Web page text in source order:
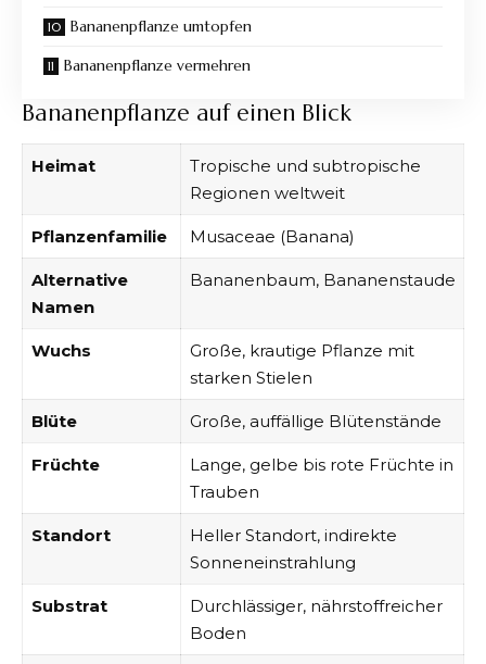
Bananenpflanze umtopfen
Bananenpflanze vermehren
Bananenpflanze auf einen Blick
Heimat
Tropische und subtropische
Regionen weltweit
Pflanzenfamilie Musaceae (Banana)
Alternative
Namen
Bananenbaum, Bananenstaude
Wuchs
Große, krautige Pflanze mit
starken Stielen
Blüte Große, auffällige Blütenstände
Früchte
Lange, gelbe bis rote Früchte in
Trauben
Standort
Heller Standort, indirekte
Sonneneinstrahlung
Substrat
Durchlässiger, nährstoffreicher
Boden